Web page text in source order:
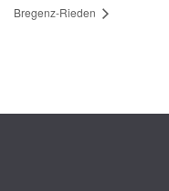
Bregenz-Rieden